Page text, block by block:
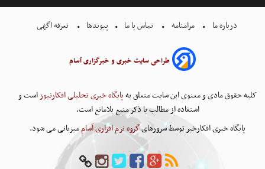
درباره ما مرامنامه تماس با ما پیوندها تعرفه اگهی
طراحی سایت خبری و خبرگزاری آسام
کلیه حقوق مادی و معنوی این سایت متعلق بهپایگاه خبری تحلیلی افکارنیوزاست و
استفاده از مطالب با ذکر منبع بلامانع است.
پایگاه خبری افکارخبر توسط سرورهایگروه نرم افزاری آساممیزبانی می شود.